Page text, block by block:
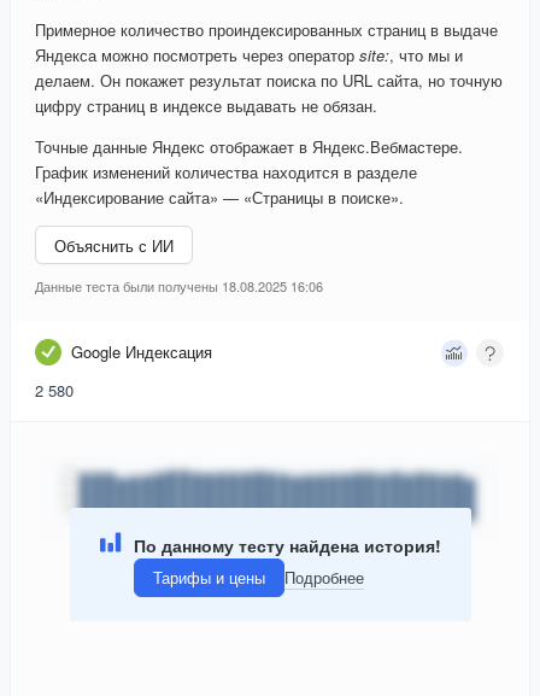
Примерное количество проиндексированных страниц в выдаче
Яндекса можно посмотреть через оператор site:, что мы и
делаем. Он покажет результат поиска по URL сайта, но точную
цифру страниц в индексе выдавать не обязан.
Точные данные Яндекс отображает в Яндекс.Вебмастере.
График изменений количества находится в разделе
«Индексирование сайта» — «Страницы в поиске».
Объяснить с ИИ
Данные теста были получены 18.08.2025 16:06
Google Индексация
2 580
По данному тесту найдена история!
Тарифы и цены Подробнее